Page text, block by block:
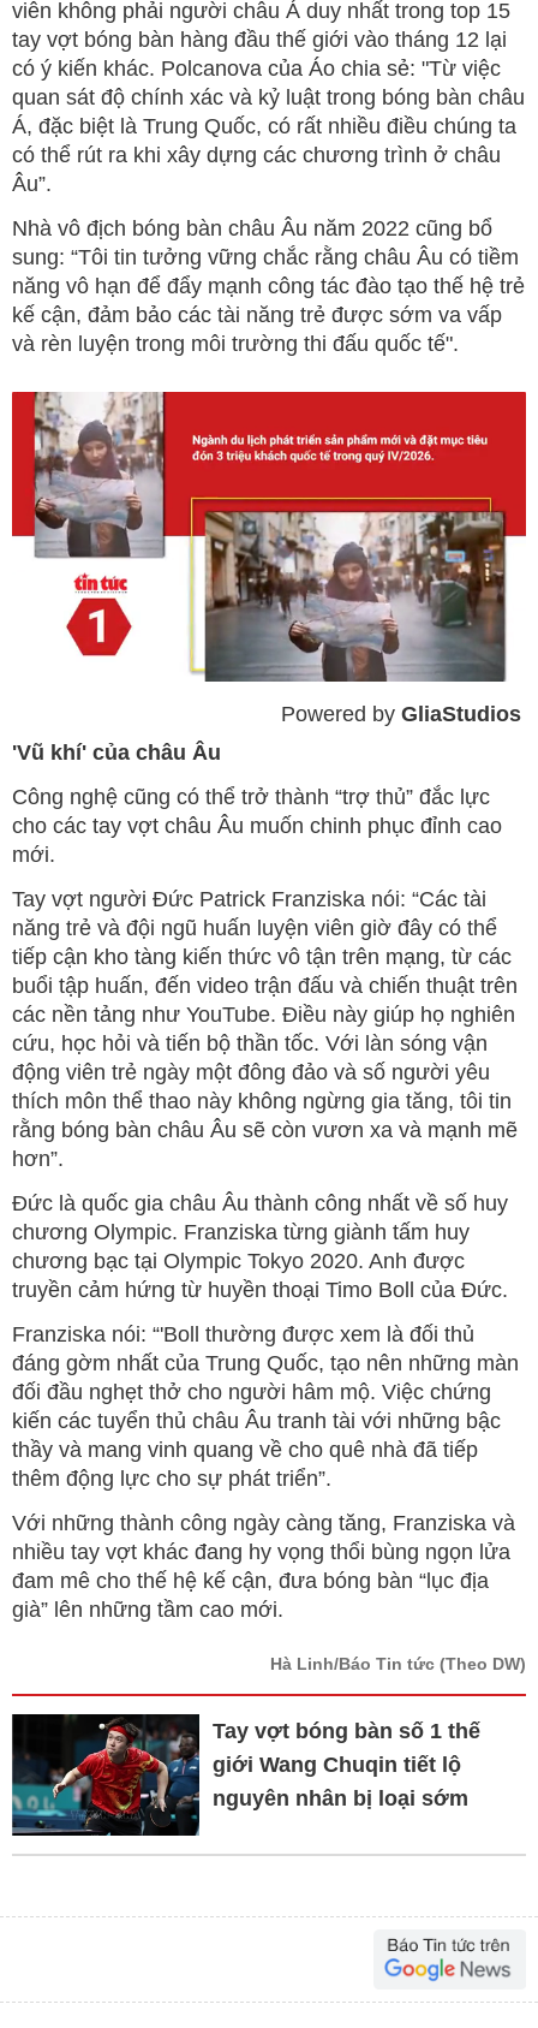
viên không phải người châu Á duy nhất trong top 15
tay vợt bóng bàn hàng đầu thế giới vào tháng 12 lại
có ý kiến khác. Polcanova của Áo chia sẻ: "Từ việc
quan sát độ chính xác và kỷ luật trong bóng bàn châu
Á, đặc biệt là Trung Quốc, có rất nhiều điều chúng ta
có thể rút ra khi xây dựng các chương trình ở châu
Âu”.
Nhà vô địch bóng bàn châu Âu năm 2022 cũng bổ
sung: “Tôi tin tưởng vững chắc rằng châu Âu có tiềm
năng vô hạn để đẩy mạnh công tác đào tạo thế hệ trẻ
kế cận, đảm bảo các tài năng trẻ được sớm va vấp
và rèn luyện trong môi trường thi đấu quốc tế".
Powered by GliaStudios
'Vũ khí' của châu Âu
Công nghệ cũng có thể trở thành “trợ thủ” đắc lực
cho các tay vợt châu Âu muốn chinh phục đỉnh cao
mới.
Tay vợt người Đức Patrick Franziska nói: “Các tài
năng trẻ và đội ngũ huấn luyện viên giờ đây có thể
tiếp cận kho tàng kiến thức vô tận trên mạng, từ các
buổi tập huấn, đến video trận đấu và chiến thuật trên
các nền tảng như YouTube. Điều này giúp họ nghiên
cứu, học hỏi và tiến bộ thần tốc. Với làn sóng vận
động viên trẻ ngày một đông đảo và số người yêu
thích môn thể thao này không ngừng gia tăng, tôi tin
rằng bóng bàn châu Âu sẽ còn vươn xa và mạnh mẽ
hơn”.
Đức là quốc gia châu Âu thành công nhất về số huy
chương Olympic. Franziska từng giành tấm huy
chương bạc tại Olympic Tokyo 2020. Anh được
truyền cảm hứng từ huyền thoại Timo Boll của Đức.
Franziska nói: “'Boll thường được xem là đối thủ
đáng gờm nhất của Trung Quốc, tạo nên những màn
đối đầu nghẹt thở cho người hâm mộ. Việc chứng
kiến các tuyển thủ châu Âu tranh tài với những bậc
thầy và mang vinh quang về cho quê nhà đã tiếp
thêm động lực cho sự phát triển”.
Với những thành công ngày càng tăng, Franziska và
nhiều tay vợt khác đang hy vọng thổi bùng ngọn lửa
đam mê cho thế hệ kế cận, đưa bóng bàn “lục địa
già” lên những tầm cao mới.
Hà Linh/Báo Tin tức (Theo DW)
Tay vợt bóng bàn số 1 thế
giới Wang Chuqin tiết lộ
nguyên nhân bị loại sớm